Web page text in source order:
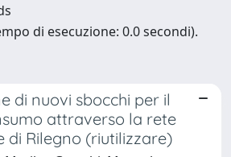
di esecuzione: 0.0 secondi).
di nuovi sbocchi per il
attraverso la rete
Rilegno (riutilizzare)